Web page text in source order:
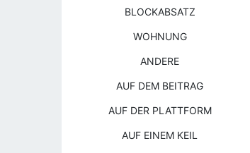
BLOCKABSATZ
WOHNUNG
ANDERE
AUF DEM BEITRAG
AUF DER PLATTFORM
AUF EINEM KEIL